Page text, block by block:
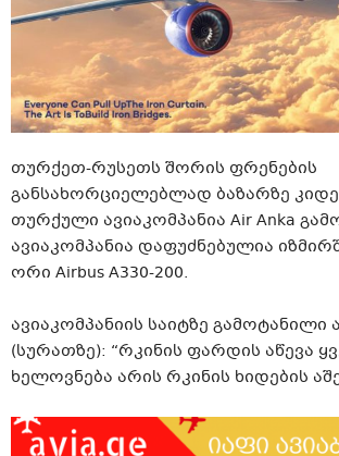
თურქეთ-რუსეთს შორის ფრენების
განსახორციელებლად ბაზარზე
თურქული ავიაკომპანია Air Anka
ავიაკომპანია დაფუძნებულია
ორი Airbus A330-200.
ავიაკომპანიის საიტზე გამოტანილი
(სურათზე): “რკინის ფარდის აწევა
ხელოვნება არის რკინის ხიდების